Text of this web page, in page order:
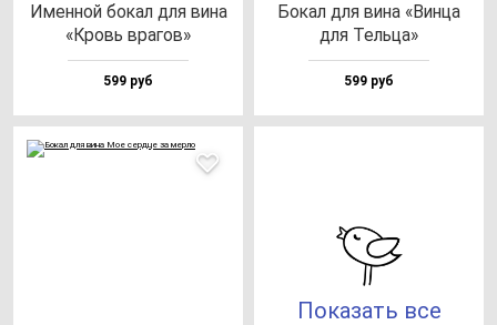
Имен­ной бо­кал для ви­на
«Кровь вра­гов»
599 руб
Бокал для ви­на «Вин­ца
для Тель­ца»
599 руб
Показать все